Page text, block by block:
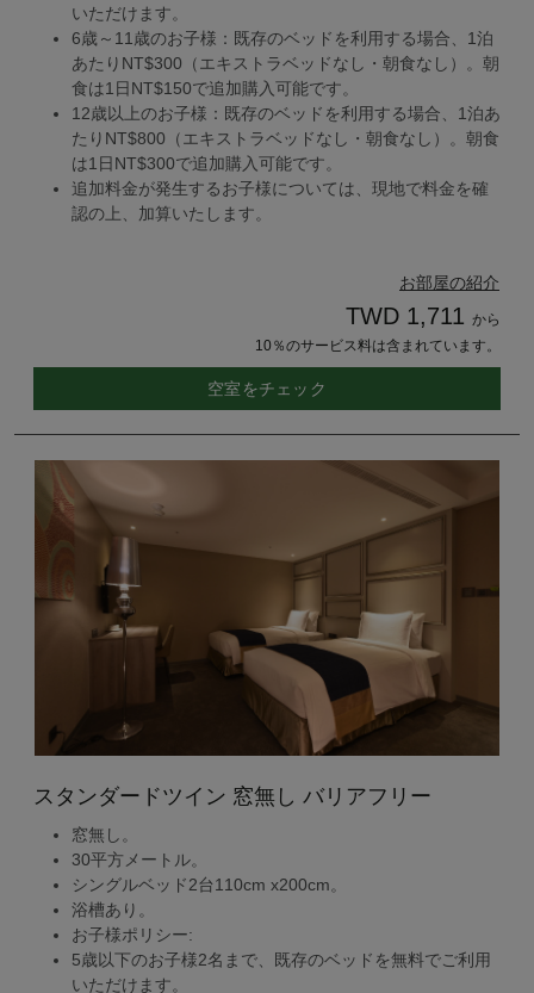
いただけます。
6歳～11歳のお子様：既存のベッドを利用する場合、1泊
あたりNT$300（エキストラベッドなし・朝食なし）。朝
食は1日NT$150で追加購入可能です。
12歳以上のお子様：既存のベッドを利用する場合、1泊あ
たりNT$800（エキストラベッドなし・朝食なし）。朝食
は1日NT$300で追加購入可能です。
追加料金が発生するお子様については、現地で料金を確
認の上、加算いたします。
お部屋の紹介
TWD 1,711 から
10％のサービス料は含まれています。
空室をチェック
スタンダードツイン 窓無し バリアフリー
窓無し。
30平方メートル。
シングルベッド2台110cm x200cm。
浴槽あり。
お子様ポリシー:
5歳以下のお子様2名まで、既存のベッドを無料でご利用
いただけます。